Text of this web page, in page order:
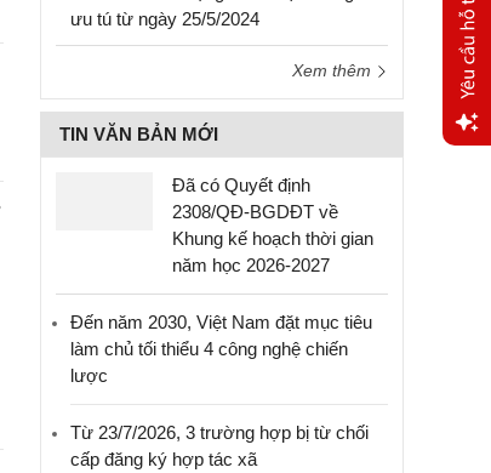
ưu tú từ ngày 25/5/2024
Xem thêm
TIN VĂN BẢN MỚI
Đã có Quyết định
2308/QĐ-BGDĐT về
Khung kế hoạch thời gian
năm học 2026-2027
Đến năm 2030, Việt Nam đặt mục tiêu
làm chủ tối thiểu 4 công nghệ chiến
lược
Từ 23/7/2026, 3 trường hợp bị từ chối
cấp đăng ký hợp tác xã